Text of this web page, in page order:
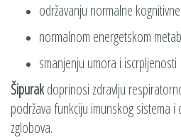
održavanju normalne
normalnom energetskom
smanjenju umora i iscrpljenosti
Šipurakdoprinosi zdravlju
podržava funkciju imunskog sistema
zglobova.